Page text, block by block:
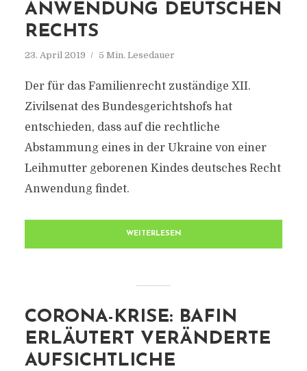
ANWENDUNG DEUTSCHEN
RECHTS
23. April 2019 5 Min. Lesedauer
Der für das Familienrecht zuständige XII.
Zivilsenat des Bundesgerichtshofs hat
entschieden, dass auf die rechtliche
Abstammung eines in der Ukraine von einer
Leihmutter geborenen Kindes deutsches Recht
Anwendung findet.
WEITERLESEN
CORONA-KRISE: BAFIN
ERLÄUTERT VERÄNDERTE
AUFSICHTLICHE